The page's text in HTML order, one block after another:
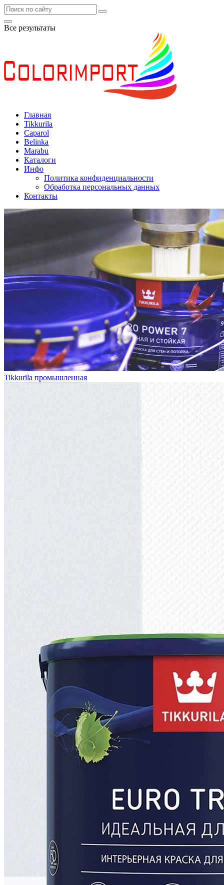
Все результаты
Главная
Tikkurila
Caparol
Belinka
Marabu
Каталоги
Инфо
Политика конфиденциальности
Обработка персональных данных
Контакты
Tikkurila промышленная